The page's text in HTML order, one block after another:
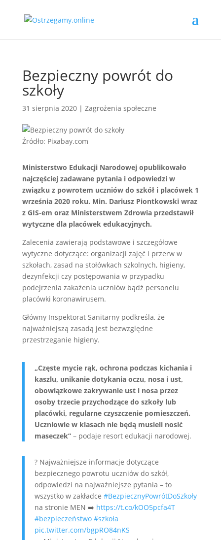
Bezpieczny powrót do
szkoły
31 sierpnia 2020| Zagrożenia społeczne
Źródło: Pixabay.com
Ministerstwo Edukacji Narodowej opublikowało
najczęściej zadawane pytania i odpowiedzi w
związku z powrotem uczniów do szkół i placówek 1
września 2020 roku. Min. Dariusz Piontkowski wraz
z GIS-em oraz Ministerstwem Zdrowia przedstawił
wytyczne dla placówek edukacyjnych.
Zalecenia zawierają podstawowe i szczegółowe
wytyczne dotyczące: organizacji zajęć i przerw w
szkołach, zasad na stołówkach szkolnych, higieny,
dezynfekcji czy postępowania w przypadku
podejrzenia zakażenia uczniów bądź personelu
placówki koronawirusem.
Główny Inspektorat Sanitarny podkreśla, że
najważniejszą zasadą jest bezwzględne
przestrzeganie higieny.
„Częste mycie rąk, ochrona podczas kichania i
kaszlu, unikanie dotykania oczu, nosa i ust,
obowiązkowe zakrywanie ust i nosa przez
osoby trzecie przychodzące do szkoły lub
placówki, regularne czyszczenie pomieszczeń.
Uczniowie w klasach nie będą musieli nosić
maseczek” – podaje resort edukacji narodowej.
? Najważniejsze informacje dotyczące
bezpiecznego powrotu uczniów do szkół,
odpowiedzi na najważniejsze pytania – to
wszystko w zakładce #BezpiecznyPowrótDoSzkoły
na stronie MEN ➡️ https://t.co/kOO5pcfa4T
#bezpieczeństwo #szkoła
pic.twitter.com/bgpRO84nKS